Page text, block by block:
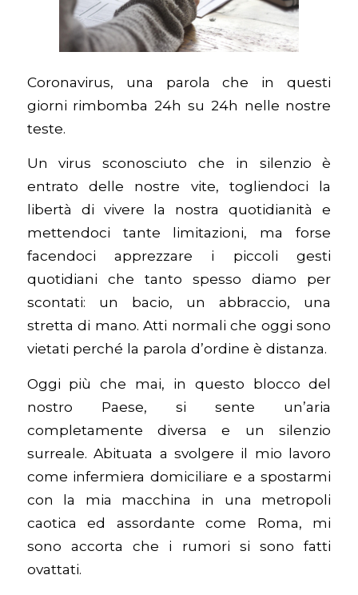
Coronavirus, una parola che in questi
giorni rimbomba 24h su 24h nelle nostre
teste.
Un virus sconosciuto che in silenzio è
entrato delle nostre vite, togliendoci la
libertà di vivere la nostra quotidianità e
mettendoci tante limitazioni, ma forse
facendoci apprezzare i piccoli gesti
quotidiani che tanto spesso diamo per
scontati: un bacio, un abbraccio, una
stretta di mano. Atti normali che oggi sono
vietati perché la parola d’ordine è distanza.
Oggi più che mai, in questo blocco del
nostro Paese, si sente un’aria
completamente diversa e un silenzio
surreale. Abituata a svolgere il mio lavoro
come infermiera domiciliare e a spostarmi
con la mia macchina in una metropoli
caotica ed assordante come Roma, mi
sono accorta che i rumori si sono fatti
ovattati.